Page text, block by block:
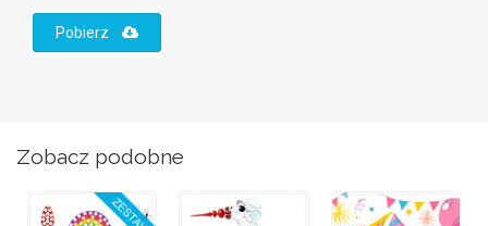
Pobierz
Zobacz podobne